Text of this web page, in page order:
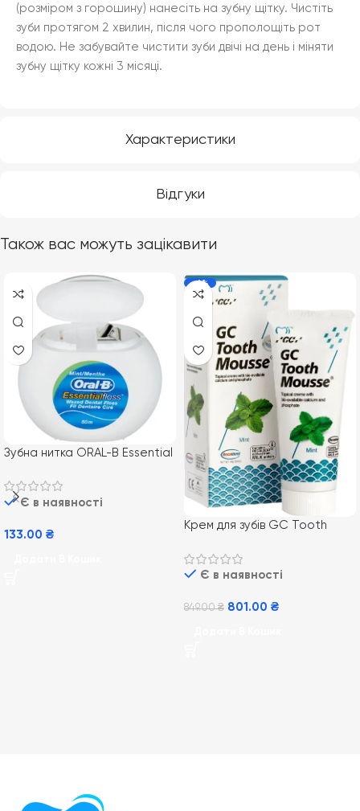
Характеристики
Відгуки
(розміром з горошину) нанесіть на зубну щітку. Чистіть
зуби протягом 2 хвилин, після чого прополощіть рот
водою. Не забувайте чистити зуби двічі на день і міняти
зубну щітку кожні 3 місяці.
Також вас можуть зацікавити
Зубна нитка ORAL-B Essential
Є в наявності
133.00 ₴
-6%
Крем для зубiв GC Tooth
Є в наявності
849.00₴ 801.00 ₴